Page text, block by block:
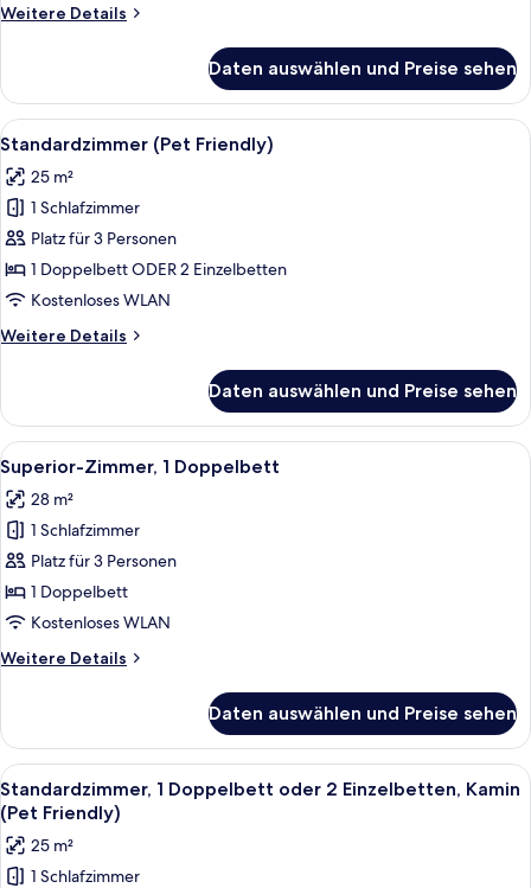
Weitere Details
Weitere
Zimmer,
Terrasse
Daten auswählen und Preise sehen
Alle
Fotos
für
Standardzimmer
(Pet
Friendly)
anzeigen
Standardzimmer (Pet Friendly) |
6
Standardzimmer (Pet Friendly)
25 m²
1 Schlafzimmer
Platz für 3 Personen
1 Doppelbett ODER 2 Einzelbetten
Kostenloses WLAN
Weitere Details
Weitere
(Pet
Friendly)
Daten auswählen und Preise sehen
Alle
Fotos
für
Superior-
Zimmer,
1
Doppelbett
Ein modernes Schlafzimmer mit
6
Superior-Zimmer, 1 Doppelbett
28 m²
1 Schlafzimmer
Platz für 3 Personen
1 Doppelbett
Kostenloses WLAN
Weitere Details
Weitere
Zimmer,
Doppelbett
Daten auswählen und Preise sehen
Alle
Fotos
für
Standardzimmer,
Ein modernes Hotelzimmer mit
5
Standardzimmer, 1 Doppelbett oder 2 Einzelbetten, Kamin
(Pet Friendly)
25 m²
1 Schlafzimmer